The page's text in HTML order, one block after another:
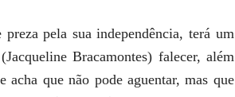
pela sua independência, terá um
Bracamontes) falecer, além
que não pode aguentar, mas que